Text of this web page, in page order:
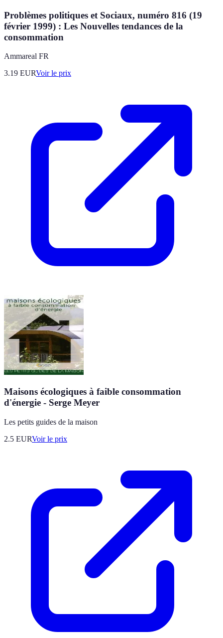
Problèmes politiques et Sociaux, numéro 816 (19
février 1999) : Les Nouvelles tendances de la
consommation
Ammareal FR
3.19 EURVoir le prix
Maisons écologiques à faible consommation
d'énergie - Serge Meyer
Les petits guides de la maison
2.5 EURVoir le prix